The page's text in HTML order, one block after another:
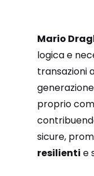
Mario
logica e
transazioni
proprio
sicure,
resilienti e